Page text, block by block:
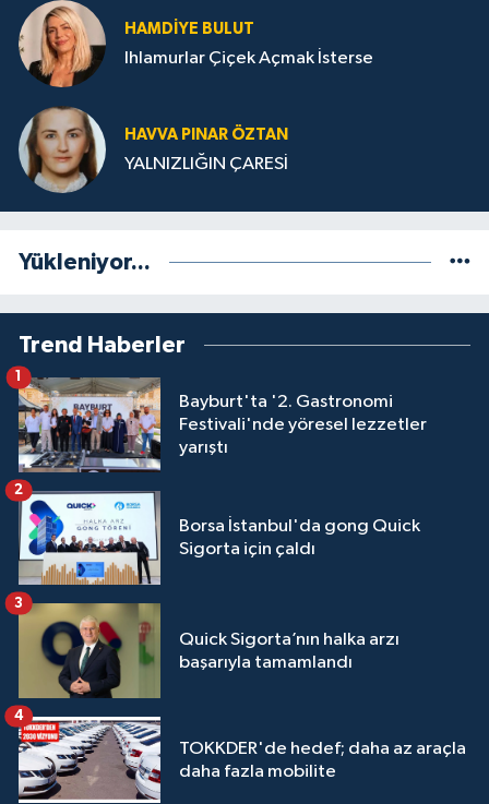
HAMDIYE BULUT
Ihlamurlar Çiçek Açmak İsterse
HAVVA PINAR ÖZTAN
YALNIZLIĞIN ÇARESİ
Yükleniyor...
Trend Haberler
Bayburt'ta '2. Gastronomi
Festivali'nde yöresel lezzetler
yarıştı
1
Borsa İstanbul'da gong Quick
Sigorta için çaldı
2
Quick Sigorta’nın halka arzı
başarıyla tamamlandı
3
TOKKDER'de hedef; daha az araçla
daha fazla mobilite
4